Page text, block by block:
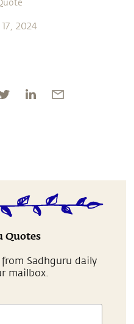
2024
Quotes
Sadhguru daily
mailbox.